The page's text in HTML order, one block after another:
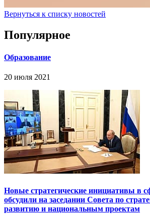
Вернуться к списку новостей
Популярное
Образование
20 июля 2021
Новые стратегические инициативы в
обсудили на заседании Совета по
развитию и национальным проектам